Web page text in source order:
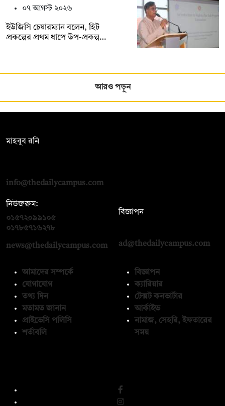
০৭ আগস্ট ২০২৬
ইউজিসি চেয়ারম্যান বলেন, হিট
প্রকল্পের প্রথম ধাপে উপ-প্রকল্প…
আরও পড়ুন
মাহবুব রনি
info@thedailycampus.com
নিউজরুম:
০১৫৭২০৯৯১০৫
০১৭৮৫৭১৬২৭৮
news@thedailycampus.com
বিজ্ঞাপন
ad@thedailycampus.com
আমাদের সম্পর্কে
যোগাযোগ
তথ্য দিন
মতামত জানান
প্রাইভেসি পলিসি
শর্তাবলি
বিজ্ঞাপন
ক্যারিয়ার
টেক্সট কনভার্টার
আর্কাইভ
নামাজ, সেহরি, ইফতারের
সময়